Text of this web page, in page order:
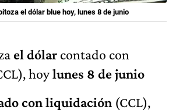
el dólar blue hoy, lunes 8 de junio
el dólar contado con
hoylunes 8 de junio
con liquidación (CCL),